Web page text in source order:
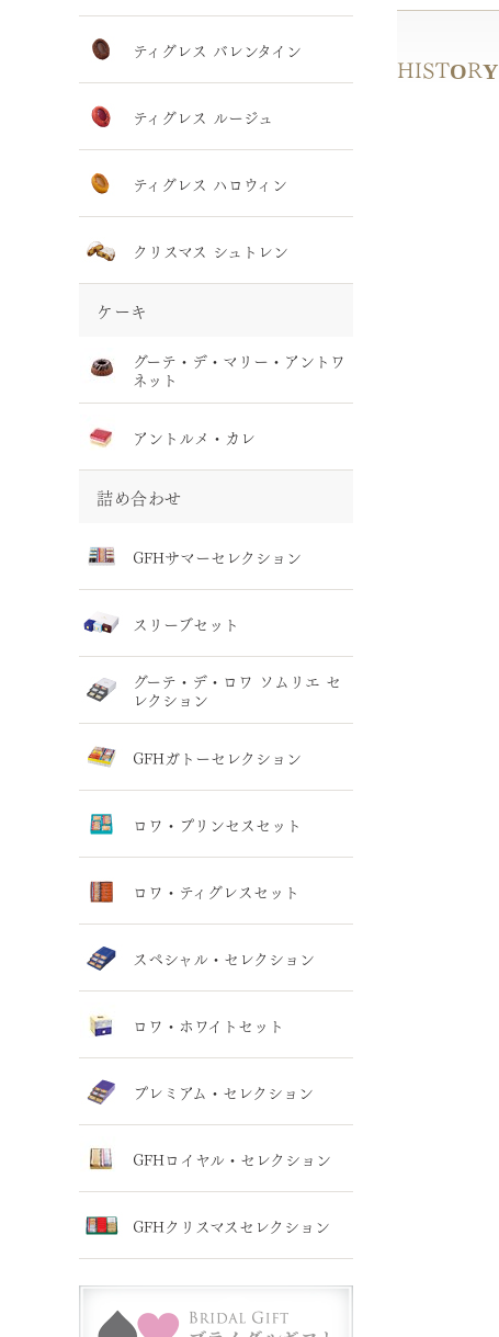
ティグレス バレンタイン
ティグレス ルージュ
ティグレス ハロウィン
クリスマス シュトレン
ケーキ
グーテ・デ・マリー・アントワ
ネット
アントルメ・カレ
詰め合わせ
GFHサマーセレクション
スリーブセット
グーテ・デ・ロワ ソムリエ セ
レクション
GFHガトーセレクション
ロワ・プリンセスセット
ロワ・ティグレスセット
スペシャル・セレクション
ロワ・ホワイトセット
プレミアム・セレクション
GFHロイヤル・セレクション
GFHクリスマスセレクション
HISTORY